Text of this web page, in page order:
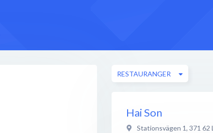
RESTAURANGER
Hai Son
Stationsvägen 1, 371 62